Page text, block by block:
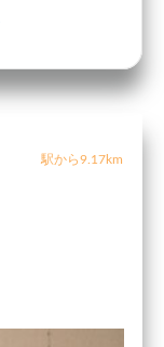
駅から9.17km